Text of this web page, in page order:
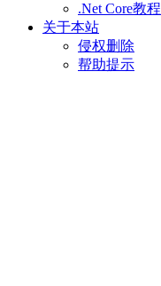
.Net Core教程
关于本站
侵权删除
帮助提示